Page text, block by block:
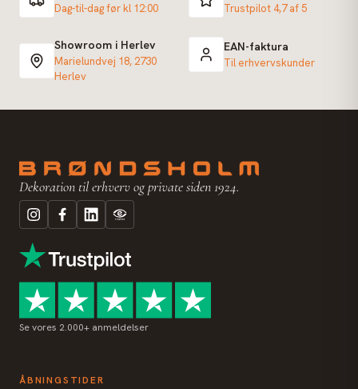
Dag-til-dag før kl 12:00 Trustpilot 4,7 af 5
Showroom i Herlev
Marielundvej 18, 2730
Herlev
EAN-faktura
Til erhvervskunder
Dekoration til erhverv og private siden 1924.
Se vores 2.000+ anmeldelser
ÅBNINGSTIDER